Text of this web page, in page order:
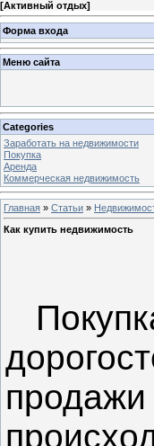
[Активный отдых]
Форма входа
Меню сайта
Categories
Заработать на недвижимости
Покупка
Аренда
Коммерческая недвижимость
Главная » Статьи »
Как купить недвижимость
продажи